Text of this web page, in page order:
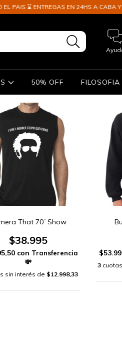
⌛ ENTREGAS EN 24HS A CABA Y GBA
50% OFF FILOSOFIA
That 70´ Show
$38.995
con
sin interés de $12.998,33
3